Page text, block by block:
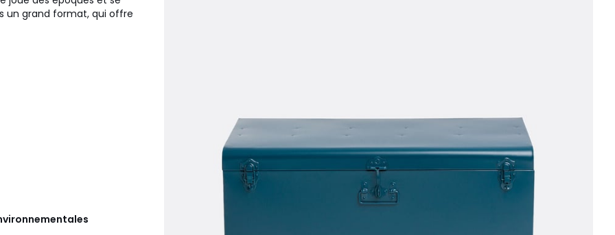
un grand format, qui offre